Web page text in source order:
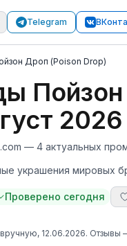
Telegram
Дроп (Poison Drop)
2026
— 4 актуальных
украшения мировых
Проверено сегодня
вручную, 12.06.2026. Отзывы